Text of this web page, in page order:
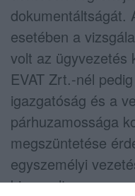
dokumentáltságát.
esetében a
volt az ügyvezetés
EVAT Zrt.-nél
igazgatóság és a
párhuzamossága
megszüntetése
egyszemélyi
bizonyult.